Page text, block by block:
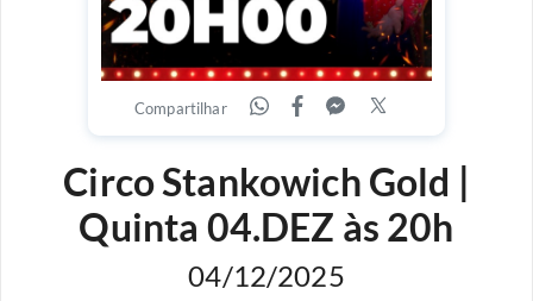
Compartilhar
Circo Stankowich Gold |
Quinta 04.DEZ às 20h
04/12/2025